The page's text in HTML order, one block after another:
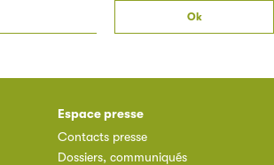
Espace presse
Contacts presse
Dossiers, communiqués